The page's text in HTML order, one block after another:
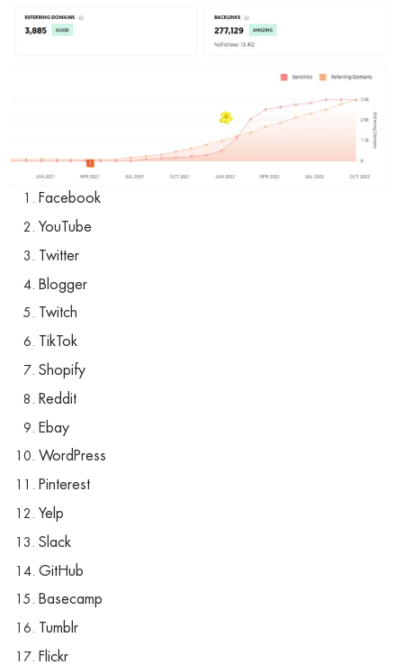
Facebook
YouTube
Twitter
Blogger
Twitch
TikTok
Shopify
Reddit
Ebay
WordPress
Pinterest
Yelp
Slack
GitHub
Basecamp
Tumblr
Flickr